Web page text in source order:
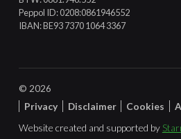
Peppol ID: 0208:0861946552
IBAN: BE93 7370 1064 3367
© 2026
Privacy
Disclaimer Cookies
Website created and supported by